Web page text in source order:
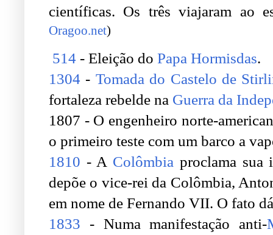
científicas. Os três viajaram ao
Oragoo.net)
514 - Eleição do Papa Hormisdas.
1304 - Tomada do Castelo de
fortaleza rebelde na Guerra da
1807 - O engenheiro norte-
o primeiro teste com um barco a
1810 - A Colômbia proclama sua
depõe o vice-rei da Colômbia,
em nome de Fernando VII. O fato
1833 - Numa manifestação anti-